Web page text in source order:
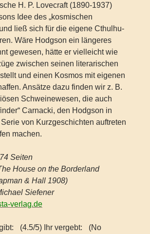
H. P. Lovecraft (1890-1937)
Idee des „kosmischen
ließ sich für die eigene Cthulhu-
Wäre Hodgson ein längeres
gewesen, hätte er vielleicht wie
zwischen seinen literarischen
und einen Kosmos mit eigenen
Ansätze dazu finden wir z. B.
Schweinewesen, die auch
Carnacki, den Hodgson in
von Kurzgeschichten auftreten
machen.
Seiten
House on the Borderland
& Hall 1908)
Siefener
verlag.de
(4.5/5) Ihr vergebt:
(No